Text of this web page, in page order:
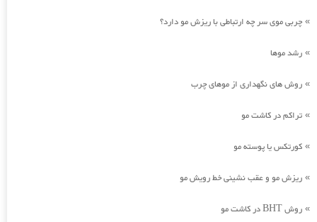
» چربی موی سر چه ارتباطی با ریزش مو دارد؟
» رشد موها
» روش های نگهداری از موهای چرب
» تراکم در کاشت مو
» کورتکس یا پوسته مو
» ریزش مو و عقب نشینی خط رویش مو
» روش BHT در کاشت مو